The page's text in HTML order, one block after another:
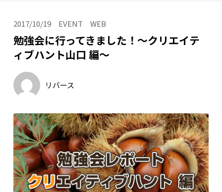
勉強会に行ってきました！〜クリエイテ
ィブハント山口 編〜
2017/10/19 EVENT WEB
リバース